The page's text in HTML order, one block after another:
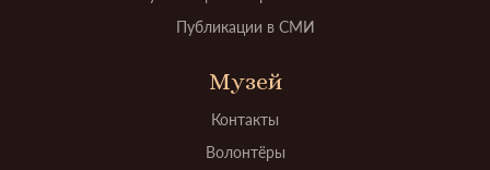
Публикации в СМИ
Музей
Контакты
Волонтёры